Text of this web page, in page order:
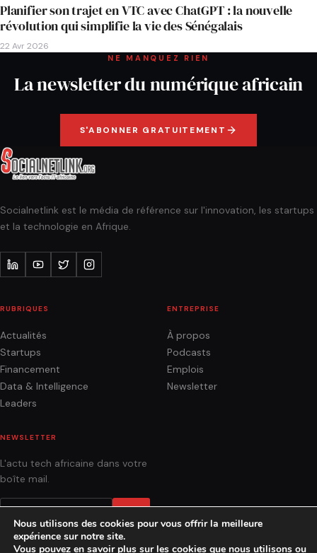
Planifier son trajet en VTC avec ChatGPT : la nouvelle
révolution qui simplifie la vie des Sénégalais
22 Avr 2026
NE MANQUEZ RIEN
La newsletter du numérique africain
S'ABONNER GRATUITEMENT
Socialnetlink est le média de référence sur l'innovation, les startups
et la technologie en Afrique.
RUBRIQUES
Actualités
Startups
Financement
Data & Intelligence
Leaders
ENTREPRISE
À propos
Podcasts
Emplois
Newsletter
NEWSLETTER
L'actu tech africaine dans votre
boîte mail.
OK
Nous utilisons des cookies pour vous offrir la meilleure
expérience sur notre site.
Vous pouvez en savoir plus sur les cookies que nous utilisons ou